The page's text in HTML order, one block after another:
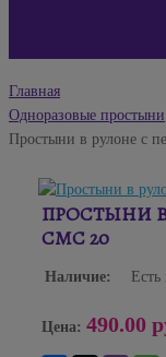
Главная
Одноразовые простыни
Простыни в рулоне с
ПРОСТЫНИ
СМС 20
Наличие:
Цена: 490.00